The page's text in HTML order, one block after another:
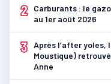
2
Carburants : le
au 1er août 2026
3 Après l’after yoles,
Moustique)
Anne